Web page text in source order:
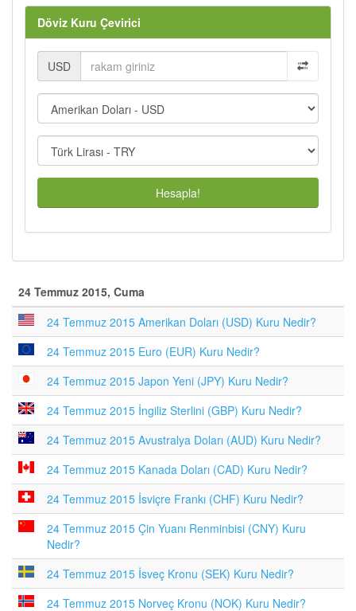
Döviz Kuru Çevirici
USD
Hesapla!
24 Temmuz 2015, Cuma
24 Temmuz 2015 Amerikan Doları (USD) Kuru Nedir?
24 Temmuz 2015 Euro (EUR) Kuru Nedir?
24 Temmuz 2015 Japon Yeni (JPY) Kuru Nedir?
24 Temmuz 2015 İngiliz Sterlini (GBP) Kuru Nedir?
24 Temmuz 2015 Avustralya Doları (AUD) Kuru Nedir?
24 Temmuz 2015 Kanada Doları (CAD) Kuru Nedir?
24 Temmuz 2015 İsviçre Frankı (CHF) Kuru Nedir?
24 Temmuz 2015 Çin Yuanı Renminbisi (CNY) Kuru
Nedir?
24 Temmuz 2015 İsveç Kronu (SEK) Kuru Nedir?
24 Temmuz 2015 Norveç Kronu (NOK) Kuru Nedir?